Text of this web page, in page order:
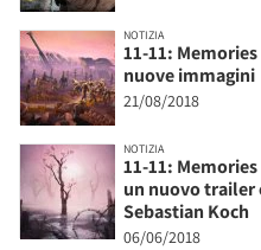
NOTIZIA
11-11:
nuove immagini
21/08/2018
NOTIZIA
11-11:
un nuovo trailer
Sebastian Koch
06/06/2018